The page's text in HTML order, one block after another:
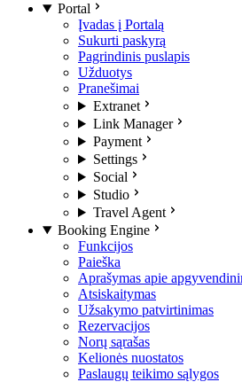
Portal
Įvadas į Portalą
Sukurti paskyrą
Pagrindinis puslapis
Užduotys
Pranešimai
Extranet
Link Manager
Payment
Settings
Social
Studio
Travel Agent
Booking Engine
Funkcijos
Paieška
Aprašymas apie
Atsiskaitymas
Užsakymo patvirtinimas
Rezervacijos
Norų sąrašas
Kelionės nuostatos
Paslaugų teikimo sąlygos